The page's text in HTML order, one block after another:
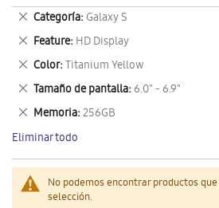
No podemos encontrar productos
selección.
Categoría Galaxy S
Eliminar
este
artículo
Feature HD Display
Eliminar
este
artículo
Color Titanium Yellow
Eliminar
este
artículo
Tamaño de pantalla 6.0" - 6.9"
Eliminar
este
artículo
Memoria 256GB
Eliminar
este
artículo
Eliminar todo